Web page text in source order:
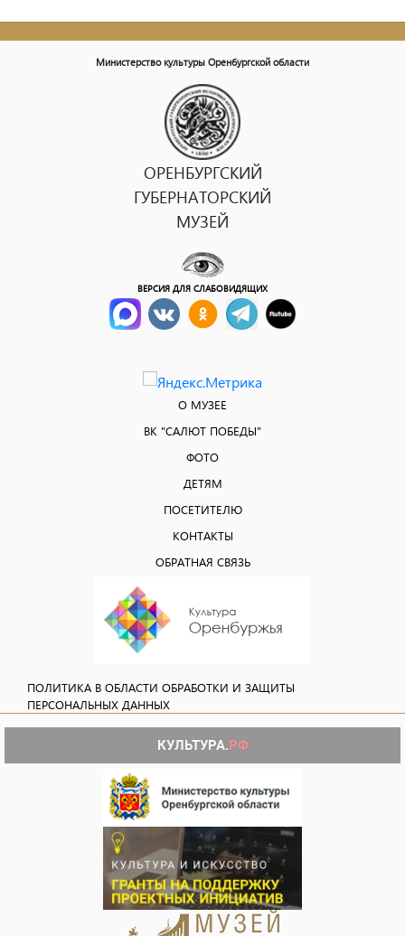
Министерство культуры Оренбургской области
ОРЕНБУРГСКИЙ
ГУБЕРНАТОРСКИЙ
МУЗЕЙ
ВЕРСИЯ ДЛЯ СЛАБОВИДЯЩИХ
О МУЗЕЕ
ВК "САЛЮТ ПОБЕДЫ"
ФОТО
ДЕТЯМ
ПОСЕТИТЕЛЮ
КОНТАКТЫ
ОБРАТНАЯ СВЯЗЬ
ПОЛИТИКА В ОБЛАСТИ ОБРАБОТКИ И ЗАЩИТЫ
ПЕРСОНАЛЬНЫХ ДАННЫХ